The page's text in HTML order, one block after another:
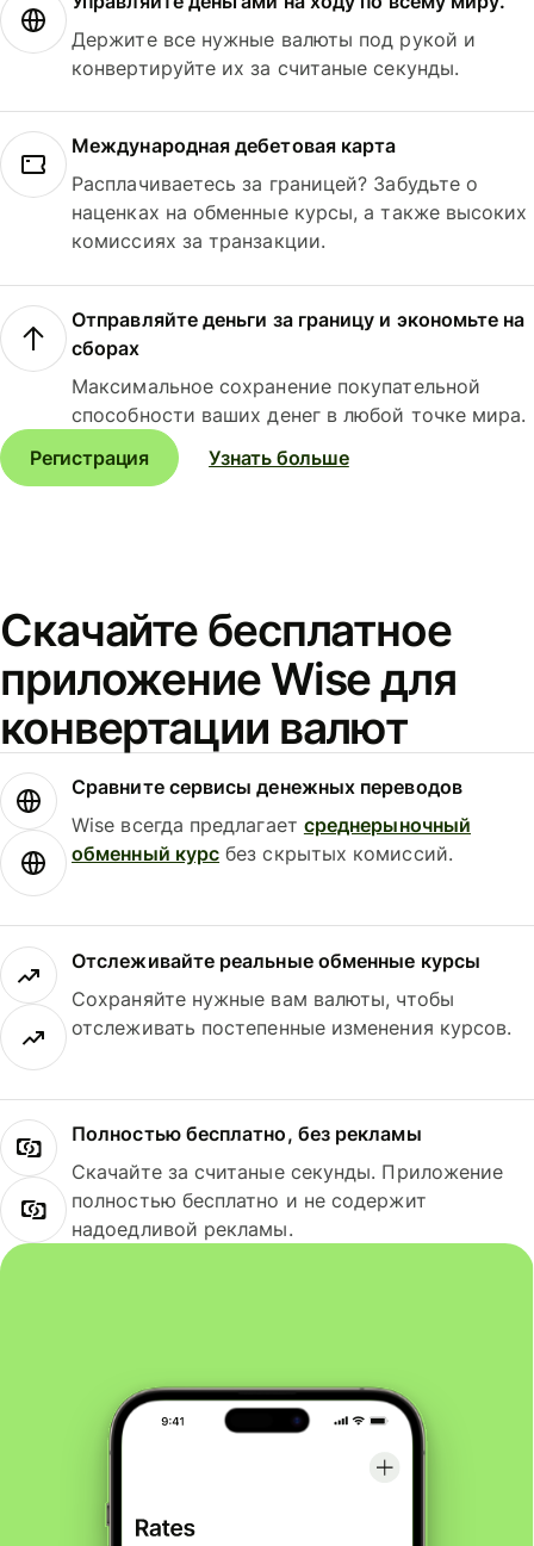
Держите все нужные валюты под рукой и
конвертируйте их за считаные секунды.
Международная дебетовая карта
Расплачиваетесь за границей? Забудьте о
наценках на обменные курсы, а также высоких
комиссиях за транзакции.
Отправляйте деньги за границу и экономьте на
сборах
Максимальное сохранение покупательной
способности ваших денег в любой точке мира.
Регистрация
Узнать больше
Скачайте бесплатное
приложение Wise для
конвертации валют
Сравните сервисы денежных переводов
Wise всегда предлагает среднерыночный
обменный курс без скрытых комиссий.
Отслеживайте реальные обменные курсы
Сохраняйте нужные вам валюты, чтобы
отслеживать постепенные изменения курсов.
Полностью бесплатно, без рекламы
Скачайте за считаные секунды. Приложение
полностью бесплатно и не содержит
надоедливой рекламы.